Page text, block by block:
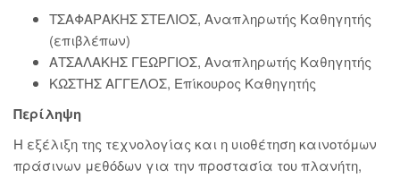
ΤΣΑΦΑΡΑΚΗΣ ΣΤΕΛΙΟΣ, Αναπληρωτής Καθηγητής
(επιβλέπων)
ΑΤΣΑΛΑΚΗΣ ΓΕΩΡΓΙΟΣ, Αναπληρωτής Καθηγητής
ΚΩΣΤΗΣ ΑΓΓΕΛΟΣ, Επίκουρος Καθηγητής
Περίληψη
Η εξέλιξη της τεχνολογίας και η υιοθέτηση καινοτόμων
πράσινων μεθόδων για την προστασία του πλανήτη,